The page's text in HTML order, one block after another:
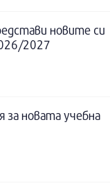
новите си
2027
за новата учебна